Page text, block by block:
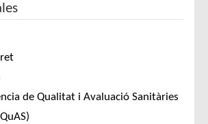
de Qualitat i Avaluació Sanitàries